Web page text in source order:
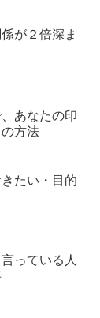
が２倍深ま
あなたの印
方法
たい・目的
っている人